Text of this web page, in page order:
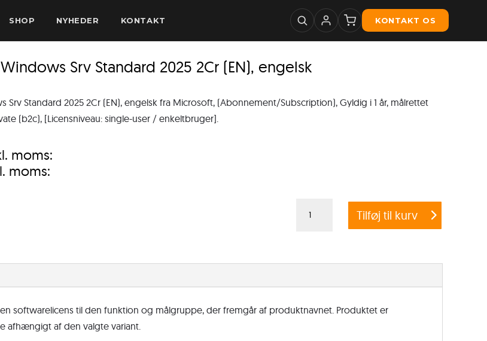
SHOP NYHEDER KONTAKT KONTAKT OS
Srv Standard 2025 2Cr (EN), engelsk
Srv Standard 2025 2Cr (EN), engelsk fra Microsoft, (Abonnement/Subscription), Gyldig i 1 år, målrettet
(b2c), [Licensniveau: single-user / enkeltbruger].
moms:
moms:
2025
Tilføj til kurv
softwarelicens til den funktion og målgruppe, der fremgår af produktnavnet. Produktet er
afhængigt af den valgte variant.